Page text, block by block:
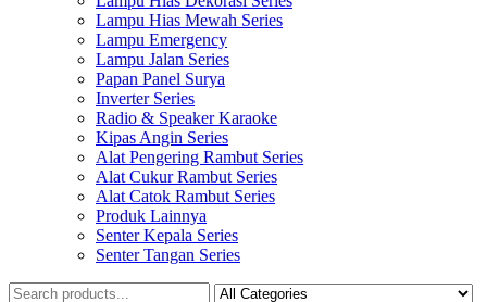
Lampu Hias Mewah Series
Lampu Emergency
Lampu Jalan Series
Papan Panel Surya
Inverter Series
Radio & Speaker Karaoke
Kipas Angin Series
Alat Pengering Rambut Series
Alat Cukur Rambut Series
Alat Catok Rambut Series
Produk Lainnya
Senter Kepala Series
Senter Tangan Series